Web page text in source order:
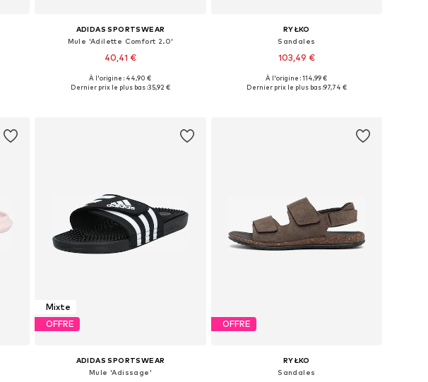
ADIDAS SPORTSWEAR
Mule 'Adilette Comfort 2.0'
40,41 €
+1
Disponible en plusieurs tailles
À l'origine : 44,90 €
Dernier prix le plus bas :35,92 €
RYŁKO
Sandales
103,49 €
Tailles disponibles: 40, 41, 43, 44, 45
À l'origine : 114,99 €
Dernier prix le plus bas :97,74 €
Mixte
OFFRE
ADIDAS SPORTSWEAR
Mule 'Adissage'
OFFRE
RYŁKO
Sandales